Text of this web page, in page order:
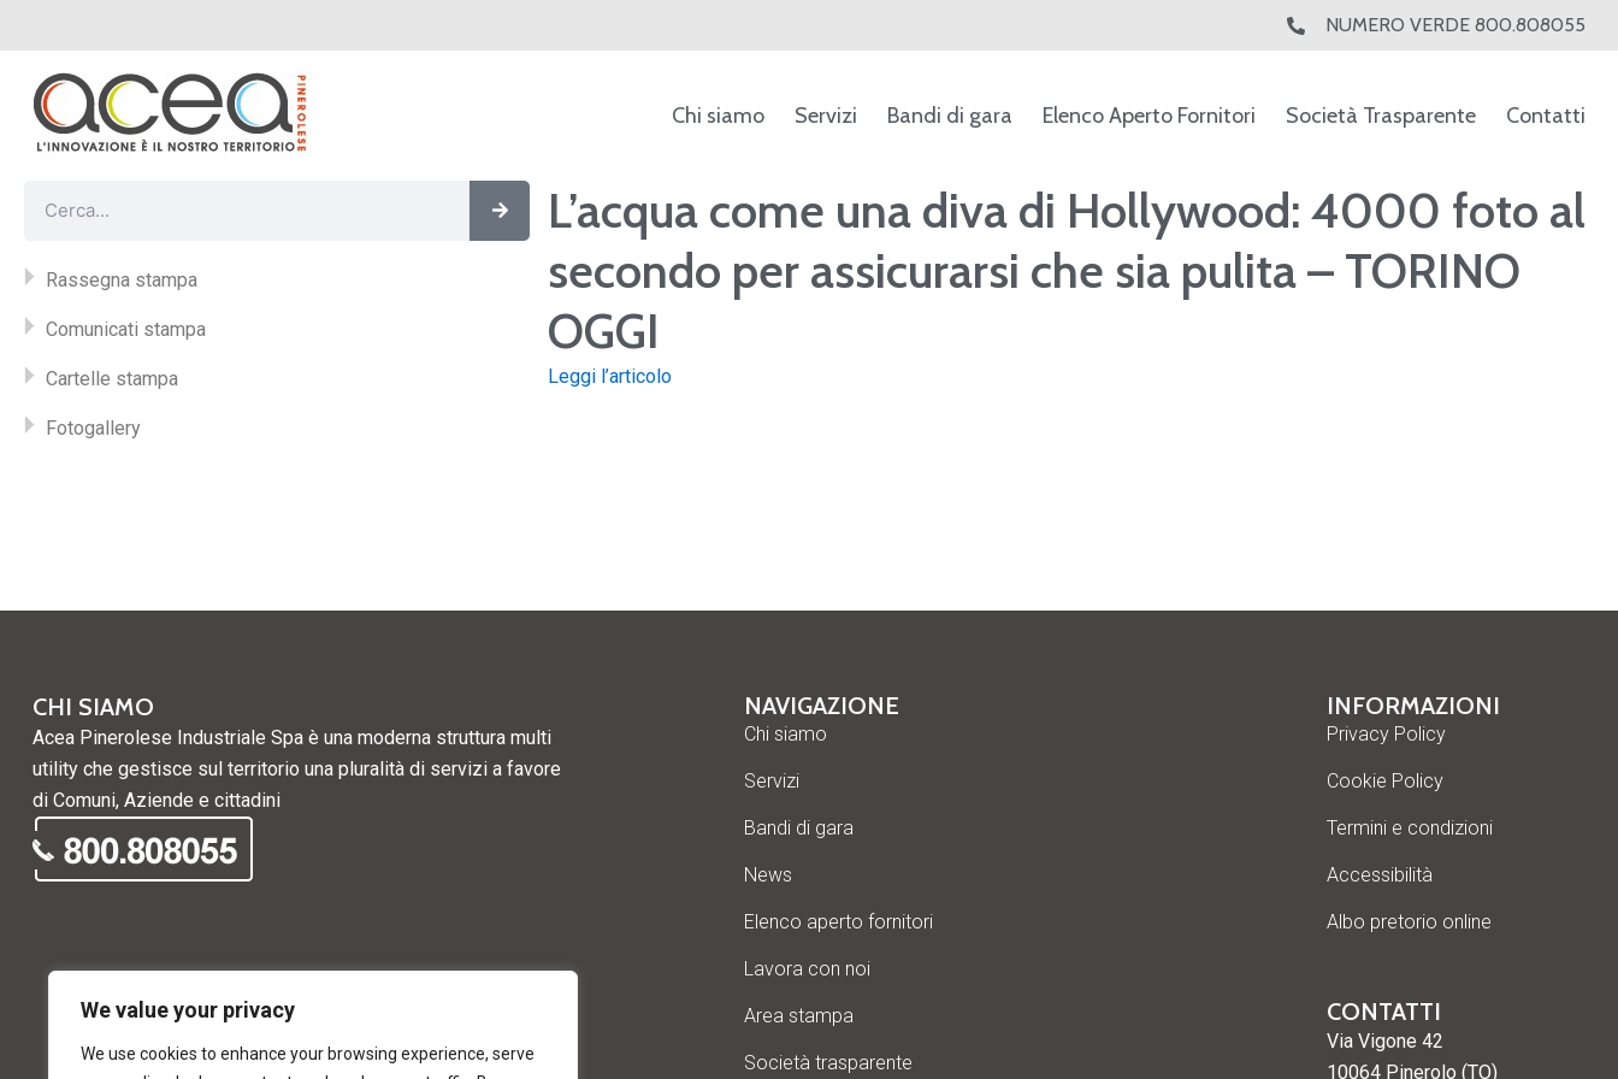
We value your privacy
We use cookies to enhance your browsing experience, serve
al
contenuto
NUMERO VERDE 800.808055
Chi siamo Servizi Bandi di gara Elenco Aperto Fornitori Società Trasparente Contatti
Cerca
Rassegna stampa
Comunicati stampa
Cartelle stampa
Fotogallery
L’acqua come una diva di Hollywood: 4000 foto al
secondo per assicurarsi che sia pulita – TORINO
OGGI
Leggi l’articolo
CHI SIAMO
Acea Pinerolese Industriale Spa è una moderna struttura multi
utility che gestisce sul territorio una pluralità di servizi a favore
di Comuni, Aziende e cittadini
NAVIGAZIONE
Chi siamo
Servizi
Bandi di gara
News
Elenco aperto fornitori
Lavora con noi
Area stampa
Società trasparente
INFORMAZIONI
Privacy Policy
Cookie Policy
Termini e condizioni
Accessibilità
Albo pretorio online
CONTATTI
Via Vigone 42
10064 Pinerolo (TO)